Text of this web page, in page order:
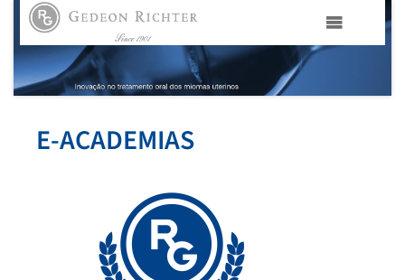
HOME
ÁREAS TERAPÊUTICAS
E-ACADEMIAS